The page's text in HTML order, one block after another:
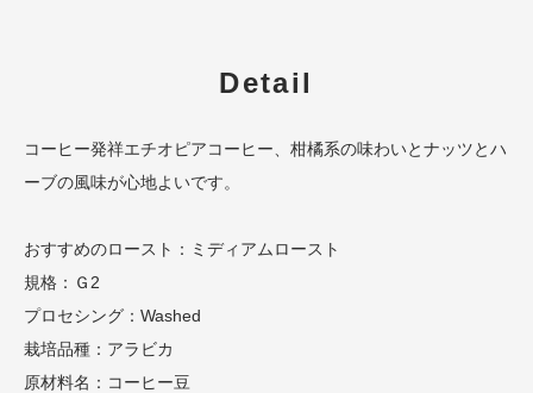
Detail
コーヒー発祥エチオピアコーヒー、柑橘系の味わいとナッツとハ
ーブの風味が心地よいです。
おすすめのロースト：ミディアムロースト
規格：Ｇ2
プロセシング：Washed
栽培品種：アラビカ
原材料名：コーヒー豆